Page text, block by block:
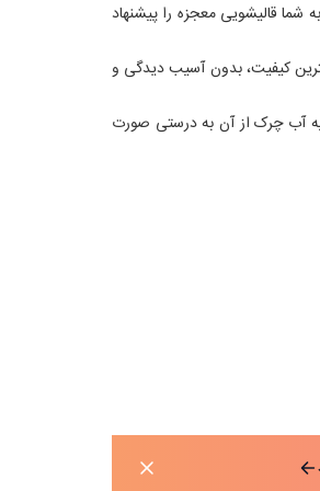
شما قالیشویی معجزه را پیشنهاد
کیفیت، بدون آسیب دیدگی و
آب چرک از آن به درستی صورت